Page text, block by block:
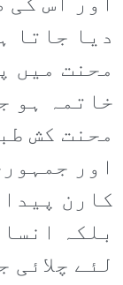
دیا جاتا
محنت میں
خاتمہ ہو
محنت کش
اور
کارن
بلکہ
لئے